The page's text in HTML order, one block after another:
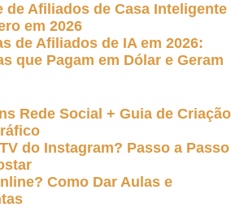
de Afiliados de Casa Inteligente
em 2026
de Afiliados de IA em 2026:
que Pagam em Dólar e Geram
Rede Social + Guia de Criação
do Instagram? Passo a Passo
Como Dar Aulas e